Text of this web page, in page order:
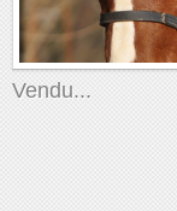
Vendu...